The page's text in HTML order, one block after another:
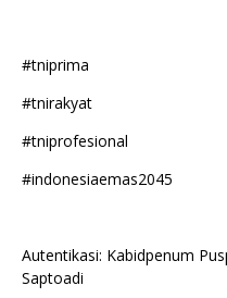
#tniprima
#tnirakyat
#tniprofesional
#indonesiaemas2045
Autentikasi: Kabidpenum
Saptoadi